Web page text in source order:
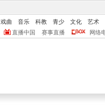
戏曲 音乐 科教 青少 文化
艺术
直播中国 赛事直播 网络